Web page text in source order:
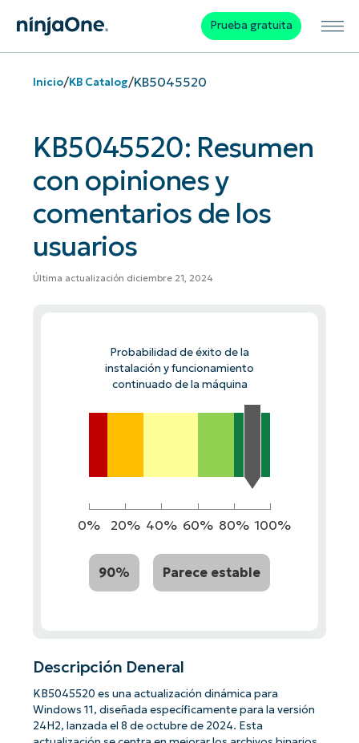
Prueba gratuita
Inicio/KB Catalog/KB5045520
KB5045520: Resumen
con opiniones y
comentarios de los
usuarios
Última actualización diciembre 21, 2024
Probabilidad de éxito de la
instalación y funcionamiento
continuado de la máquina
0% 20% 40% 60% 80% 100%
90% Parece estable
Descripción Deneral
KB5045520 es una actualización dinámica para
Windows 11, diseñada específicamente para la versión
24H2, lanzada el 8 de octubre de 2024. Esta